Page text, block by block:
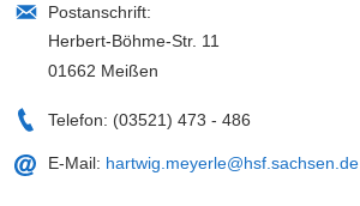
Postanschrift:
Herbert-Böhme-Str. 11
01662 Meißen
Telefon: (03521) 473 - 486
E-Mail: hartwig.meyerle@hsf.sachsen.de